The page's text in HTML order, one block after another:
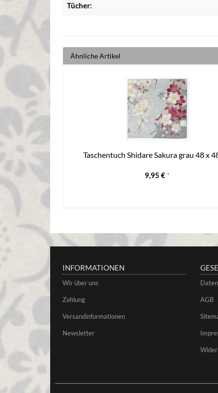
Tücher:
Ähnliche Artikel
Taschentuch Shidare Sakura grau 48 x
9,95 € *
INFORMATIONEN
Wir über uns
Zahlung
Versandinformationen
Newsletter
AGB